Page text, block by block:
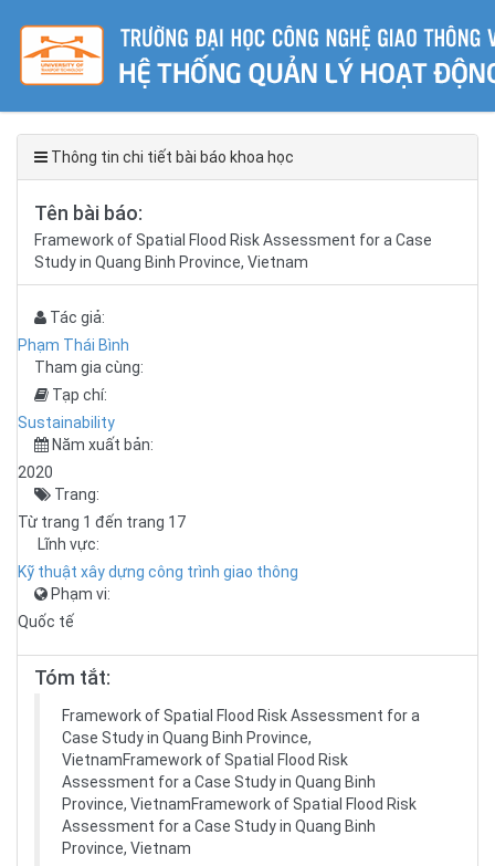
Thông tin chi tiết bài báo khoa học
Tên bài báo:
Framework of Spatial Flood Risk Assessment for a Case
Study in Quang Binh Province, Vietnam
Tác giả:
Phạm Thái Bình
Tham gia cùng:
Tạp chí:
Sustainability
Năm xuất bản:
2020
Trang:
Từ trang 1 đến trang 17
Lĩnh vực:
Kỹ thuật xây dựng công trình giao thông
Phạm vi:
Quốc tế
Tóm tắt:
Framework of Spatial Flood Risk Assessment for a
Case Study in Quang Binh Province,
VietnamFramework of Spatial Flood Risk
Assessment for a Case Study in Quang Binh
Province, VietnamFramework of Spatial Flood Risk
Assessment for a Case Study in Quang Binh
Province, Vietnam